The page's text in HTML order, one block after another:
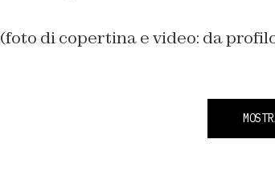
(foto di copertina e video: da